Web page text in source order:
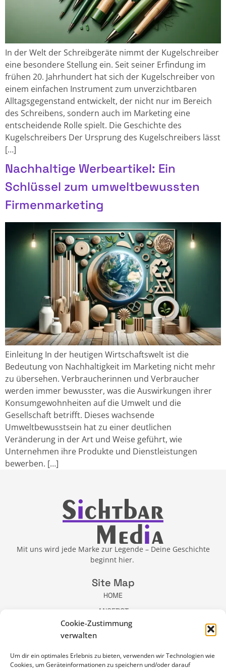
Cookie-Zustimmung
verwalten
Um dir ein optimales Erlebnis zu bieten, verwenden wir Technologien wie
Cookies, um Geräteinformationen zu speichern und/oder darauf
In der Welt der Schreibgeräte nimmt der Kugelschreiber
eine besondere Stellung ein. Seit seiner Erfindung im
frühen 20. Jahrhundert hat sich der Kugelschreiber von
einem einfachen Instrument zum unverzichtbaren
Alltagsgegenstand entwickelt, der nicht nur im Bereich
des Schreibens, sondern auch im Marketing eine
entscheidende Rolle spielt. Die Geschichte des
Kugelschreibers Der Ursprung des Kugelschreibers lässt
[…]
Nachhaltige Werbeartikel: Ein
Schlüssel zum umweltbewussten
Firmenmarketing
Einleitung In der heutigen Wirtschaftswelt ist die
Bedeutung von Nachhaltigkeit im Marketing nicht mehr
zu übersehen. Verbraucherinnen und Verbraucher
werden immer bewusster, was die Auswirkungen ihrer
Konsumgewohnheiten auf die Umwelt und die
Gesellschaft betrifft. Dieses wachsende
Umweltbewusstsein hat zu einer deutlichen
Veränderung in der Art und Weise geführt, wie
Unternehmen ihre Produkte und Dienstleistungen
bewerben. […]
Mit uns wird jede Marke zur Legende – Deine Geschichte
beginnt hier.
Site Map
HOME
ANGEBOT
ÜBER MICH
NEWSLETTER
KONTAKT